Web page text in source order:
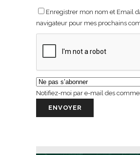
Enregistrer mon nom et Email
navigateur pour mes prochains
Notifiez-moi par e-mail des